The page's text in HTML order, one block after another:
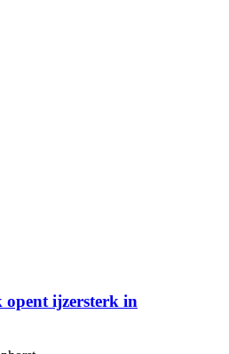
ijzersterk in